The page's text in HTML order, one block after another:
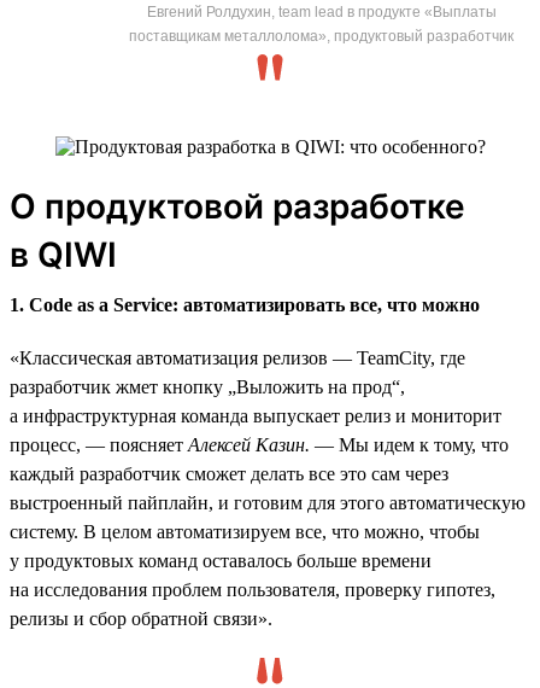
Евгений Ролдухин, team lead в продукте «Выплаты
поставщикам металлолома», продуктовый разработчик
О продуктовой разработке
в QIWI
1. Code as a Service: автоматизировать все, что можно
«Классическая автоматизация релизов — TeamCity, где
разработчик жмет кнопку „Выложить на прод“,
а инфраструктурная команда выпускает релиз и мониторит
процесс, — поясняет Алексей Казин. — Мы идем к тому, что
каждый разработчик сможет делать все это сам через
выстроенный пайплайн, и готовим для этого автоматическую
систему. В целом автоматизируем все, что можно, чтобы
у продуктовых команд оставалось больше времени
на исследования проблем пользователя, проверку гипотез,
релизы и сбор обратной связи».